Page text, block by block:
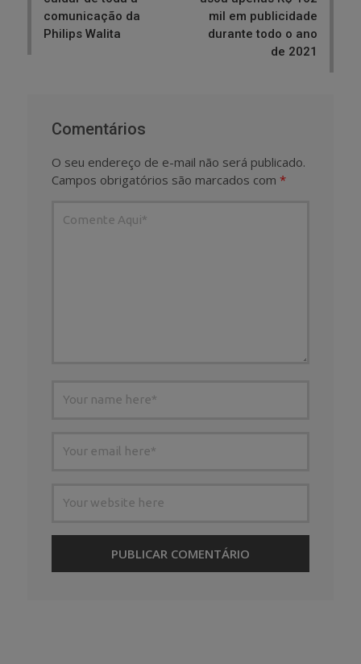
comunicação da
Philips Walita
mil em publicidade
durante todo o ano
de 2021
Comentários
O seu endereço de e-mail não será publicado.
Campos obrigatórios são marcados com *